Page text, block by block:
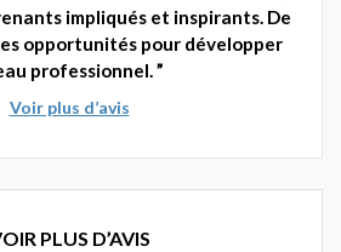
impliqués et inspirants. De
opportunités pour développer
professionnel.
Voir plus d’avis
PLUS D’AVIS